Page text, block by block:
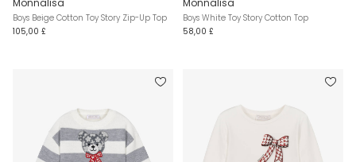
Boys Beige Cotton Toy Story Zip-Up Top
105,00 £
Boys White Toy Story Cotton Top
58,00 £